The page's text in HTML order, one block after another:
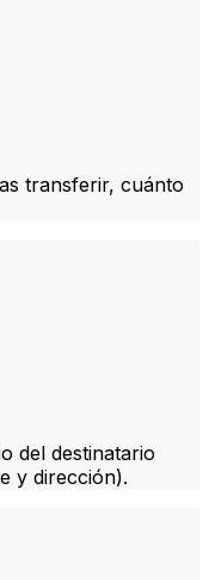
transferir, cuánto
del destinatario
y dirección).